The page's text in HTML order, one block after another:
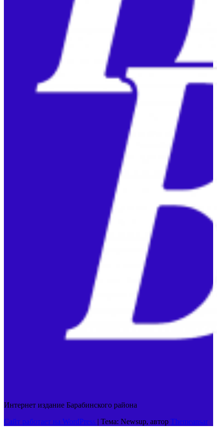
Интернет издание Барабинского района
Сайт работает на WordPress | Тема: Newsup, автор Themeansar